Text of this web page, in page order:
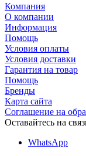
Компания
О компании
Информация
Помощь
Условия оплаты
Условия доставки
Гарантия на товар
Помощь
Бренды
Карта сайта
Соглашение на
Оставайтесь на
WhatsApp